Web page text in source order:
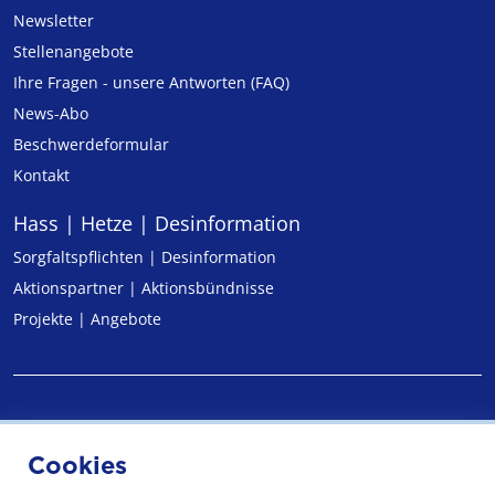
Newsletter
Stellenangebote
Ihre Fragen - unsere Antworten (FAQ)
News-Abo
Beschwerdeformular
Kontakt
Hass | Hetze | Desinformation
Sorgfaltspflichten | Desinformation
Aktionspartner | Aktionsbündnisse
Projekte | Angebote
Cookies